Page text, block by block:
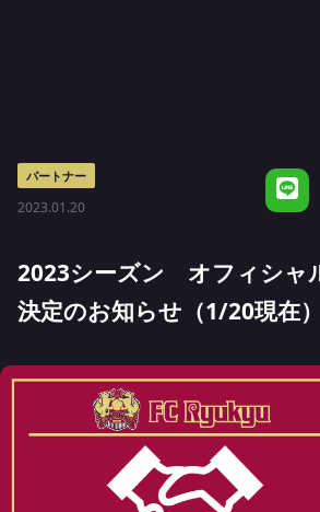
パートナー
2023.01.20
2023シーズン オフィシャ
決定のお知らせ（1/20現在）